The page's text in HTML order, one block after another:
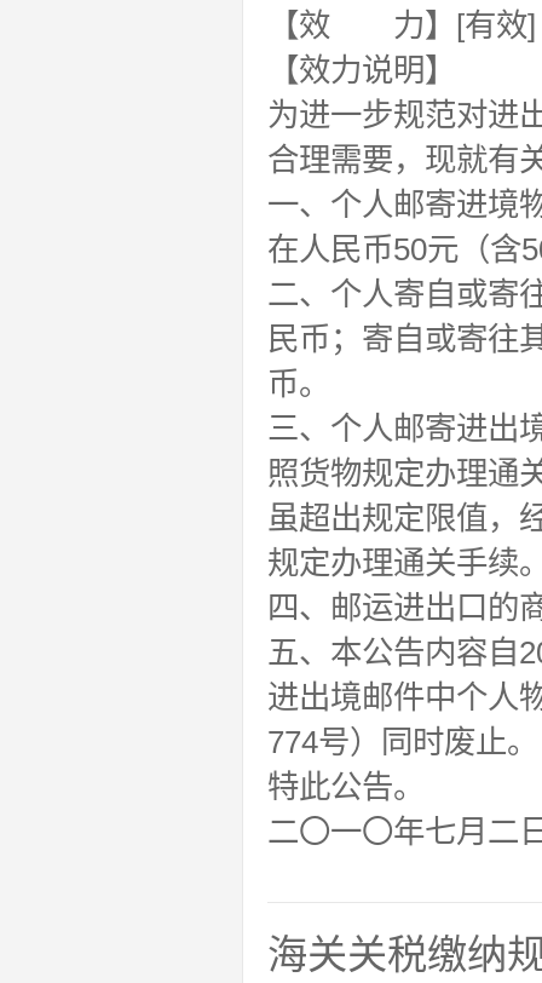
【效 力】[有效]
【效力说明】
为进一步规范对进
合理需要，现就有
一、个人邮寄进境
在人民币50元（含
二、个人寄自或寄
民币；寄自或寄往
币。
三、个人邮寄进出
照货物规定办理通
虽超出规定限值，
规定办理通关手续
四、邮运进出口的
五、本公告内容自
进出境邮件中个人
774号）同时废止。
特此公告。
二〇一〇年七月二
海关关税缴纳